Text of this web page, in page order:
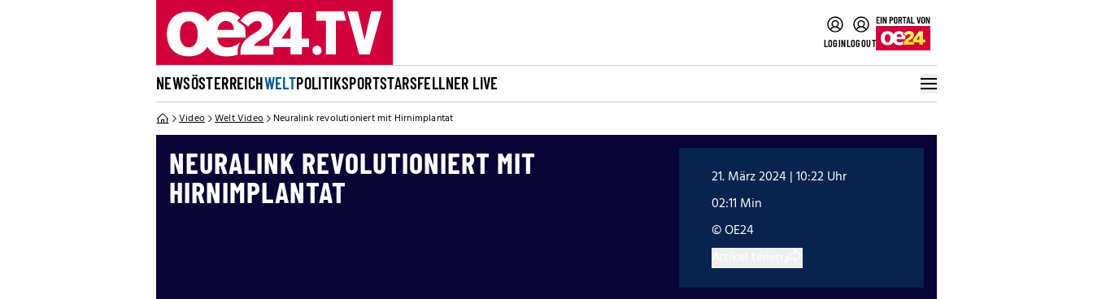
LOGINLOGOUT
NEWSÖSTERREICHWELTPOLITIKSPORTSTARSFELLNER LIVE
Video Welt Video Neuralink revolutioniert mit Hirnimplantat
NEURALINK REVOLUTIONIERT MIT
HIRNIMPLANTAT
21. März 2024 | 10:22 Uhr
02:11 Min
© OE24